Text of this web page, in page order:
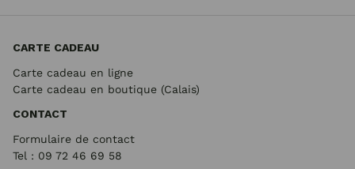
CARTE CADEAU
Carte cadeau en ligne
Carte cadeau en boutique (Calais)
CONTACT
Formulaire de contact
Tel : 09 72 46 69 58